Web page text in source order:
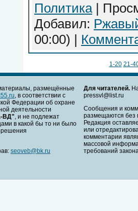
Политика|
Добавил:
00:00) |
1-20 21-
размещённые
, в соответствии с
Федерации об охране
деятельности
ВД" , и не подлежат
в какой бы то ни было
seoveb@bk.ru
Для читателей.
pressvl@list.ru
Сообщения и
размещаются без
Редакция
или
комментарии
массовой
требований